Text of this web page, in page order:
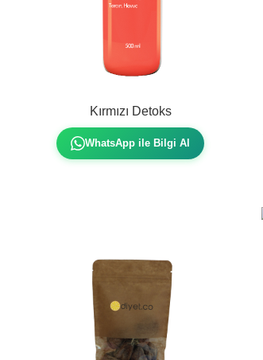
Kırmızı Detoks
WhatsApp ile Bilgi Al